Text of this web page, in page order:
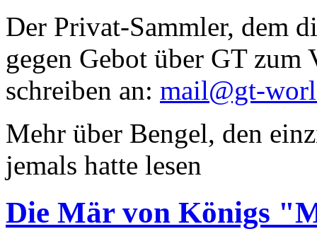
Der Privat-Sammler, dem
gegen Gebot über GT zum
schreiben an: mail@gt-
Mehr über Bengel, den
jemals hatte lesen
Die Mär von Königs